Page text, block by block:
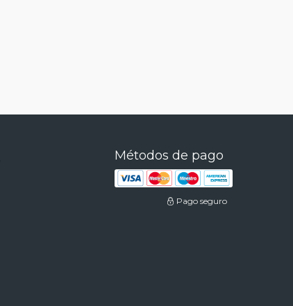
Métodos de pago
Pago seguro